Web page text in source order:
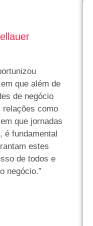
que além de
de negócio
como
que jornadas
é fundamental
estes
de todos e
negócio.”